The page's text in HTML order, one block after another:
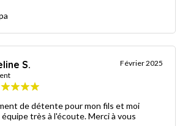
S. Février 2025
de détente pour mon fils et moi
équipe très à l'écoute. Merci à vous